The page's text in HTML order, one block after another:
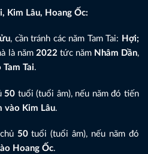
Kim Lâu, Hoang Ốc:
, cần tránh các năm Tam Tai: Hợi;
là năm 2022 tức năm Nhâm Dần,
Tai.
50 tuổi (tuổi âm), nếu năm đó tiến
vào Kim Lâu.
50tuổi (tuổi âm), nếu năm đó
Hoang Ốc.